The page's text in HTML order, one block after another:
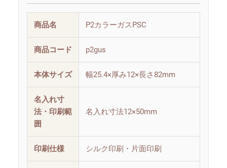
商品名 P2カラーガスPSC
商品コード p2gus
本体サイズ 幅25.4×厚み12×長さ82mm
名入れ寸
法・印刷範
囲
名入れ寸法12×50mm
印刷仕様 シルク印刷・片面印刷